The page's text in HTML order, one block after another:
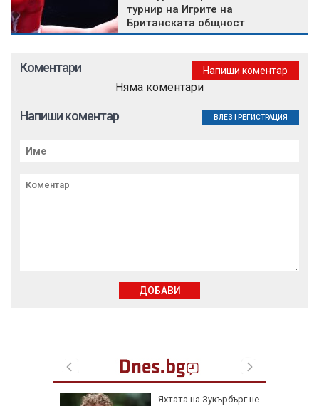
турнир на Игрите на
Британската общност
Яхтата на Зукърбърг не
Коментари Напиши коментар
Няма коментари
Напиши коментар ВЛЕЗ РЕГИСТРАЦИЯ
ДОБАВИ